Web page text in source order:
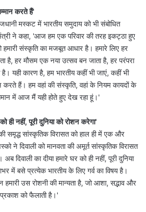
करते हैं'
मस्कट में भारतीय समुदाय को भी संबोधित
ने कहा, 'आज हम एक परिवार की तरह इकट्ठा हुए
हमारी संस्कृति का मजबूत आधार है। हमारे लिए हर
है, हर मौसम एक नया उत्सव बन जाता है, हर परंपरा
यही कारण है, हम भारतीय कहीं भी जाएं, कहीं भी
करते हैं। हम वहां की संस्कृति, वहां के नियम कायदों के
में आज मैं यही होते हुए देख रहा हूं।'
ही नहीं, पूरी दुनिया को रोशन करेगा'
समृद्ध सांस्कृतिक विरासत को हाल ही में एक और
ने दिवाली को मानवता की अमूर्त सांस्कृतिक विरासत
दिवाली का दीया हमारे घर को ही नहीं, पूरी दुनिया
में बसे प्रत्येक भारतीय के लिए गर्व का विषय है।
हमारी उस रोशनी की मान्यता है, जो आशा, सद्भाव और
को फैलाती है।'